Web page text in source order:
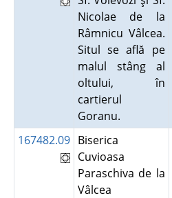
Nicolae de la
Râmnicu Vâlcea.
Situl se află pe
malul stâng al
oltului, în
cartierul
Goranu.
167482.09 Biserica
Cuvioasa
Paraschiva de la
Vâlcea